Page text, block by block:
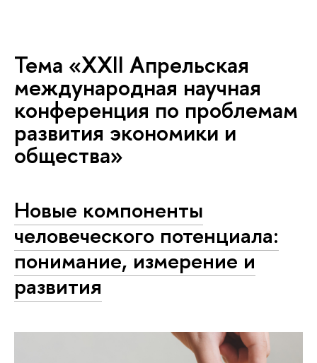
Тема «XXII Апрельская
международная научная
конференция по проблемам
развития экономики и
общества»
Новые компоненты
человеческого потенциала:
понимание, измерение и
развития